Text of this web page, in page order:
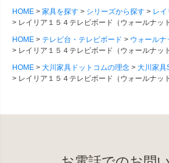
HOME
家具を探す シリーズから探す
レイ
レイリア１５４テレビボード（ウォールナット
HOME
テレビ台・テレビボード
ウォールナ
レイリア１５４テレビボード（ウォールナット
HOME
大川家具ドットコムの理念
大川家具
レイリア１５４テレビボード（ウォールナット